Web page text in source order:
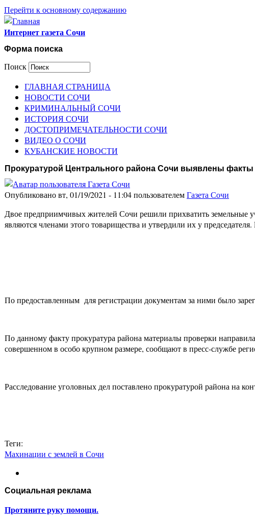
Перейти к основному содержанию
Интернет газета Сочи
Форма поиска
Поиск
ГЛАВНАЯ СТРАНИЦА
НОВОСТИ СОЧИ
КРИМИНАЛЬНЫЙ СОЧИ
ИСТОРИЯ СОЧИ
ДОСТОПРИМЕЧАТЕЛЬНОСТИ СОЧИ
ВИДЕО О СОЧИ
КУБАНСКИЕ НОВОСТИ
Прокуратурой Центрального района Сочи выявлены
Опубликовано вт, 01/19/2021 - 11:04 пользователемГазета Сочи
Двое предприимчивых жителей Сочи решили прихватить земельные
являются членами этого товарищества и утвердили их у
По предоставленным для регистрации документам за ними было
По данному факту прокуратура района материалы проверки
совершенном в особо крупном размере, сообщают в пресс-службе
Расследование уголовных дел поставлено прокуратурой района на
Теги:
Махинации с землей в Сочи
Социальная реклама
Протяните руку помощи.